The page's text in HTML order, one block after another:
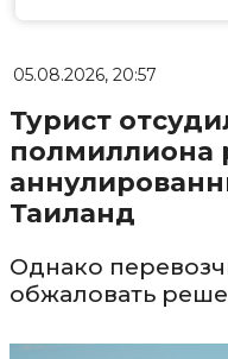
05.08.2026, 20:57
Турист
полмиллиона
Таиланд
Однако
обжаловать